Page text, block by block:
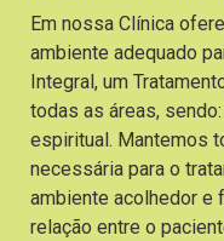
Em nossa Clínica
ambiente adequado
Integral, um
todas as áreas,
espiritual. Mantemos
necessária para o
ambiente acolhedor e
relação entre o